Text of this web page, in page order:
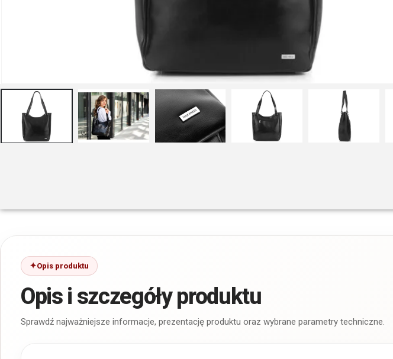
Opis produktu
Opis i szczegóły produktu
Sprawdź najważniejsze informacje, prezentację produktu oraz wybrane parametry techniczne.